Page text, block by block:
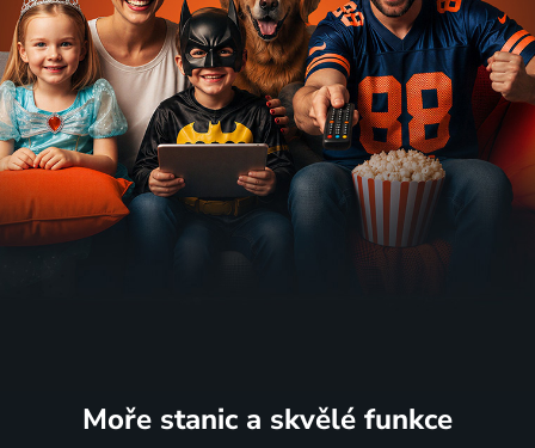
Moře stanic a skvělé funkce